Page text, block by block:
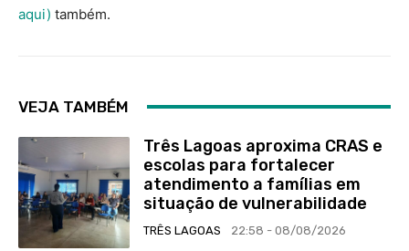
aqui) também.
VEJA TAMBÉM
Três Lagoas aproxima CRAS e
escolas para fortalecer
atendimento a famílias em
situação de vulnerabilidade
TRÊS LAGOAS 22:58 - 08/08/2026